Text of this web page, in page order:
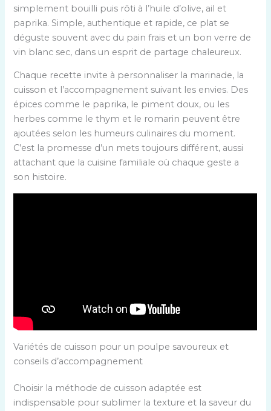
simplement bouilli puis rôti à l’huile d’olive, ail et
paprika. Simple, authentique et rapide, ce plat se
déguste souvent avec du pain frais et un bon verre de
vin blanc sec, dans un esprit de partage chaleureux.
Chaque recette invite à personnaliser la marinade, la
cuisson et l’accompagnement suivant les envies. Des
épices comme le paprika, le piment doux, ou les
herbes comme le thym et le romarin peuvent être
ajoutées selon les humeurs culinaires du moment.
C’est la promesse d’un mets toujours différent, aussi
attachant que la cuisine familiale où chaque geste a
son histoire.
Variétés de cuisson pour un poulpe savoureux et
conseils d’accompagnement
Choisir la méthode de cuisson adaptée est
indispensable pour sublimer la texture et la saveur du